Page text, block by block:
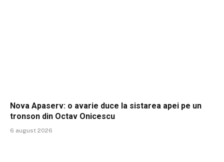
Nova Apaserv: o avarie duce la sistarea apei pe un
tronson din Octav Onicescu
6 august 2026